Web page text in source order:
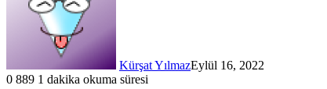
Kürşat YılmazEylül 16, 2022
0 889 1 dakika okuma süresi